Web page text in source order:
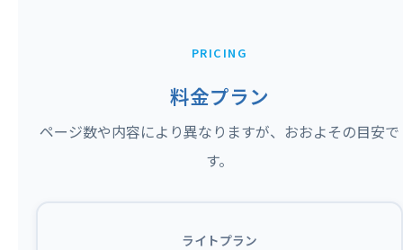
PRICING
料金プラン
ページ数や内容により異なりますが、おおよその目安で
す。
ライトプラン